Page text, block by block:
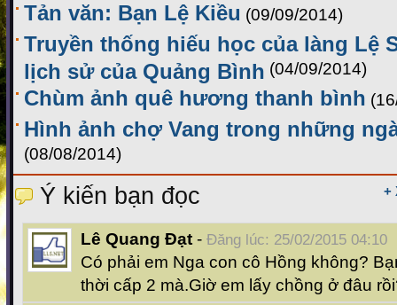
Tản văn: Bạn Lệ Kiều (09/09/2014)
Truyền thống hiếu học của làng Lệ
lịch sử của Quảng Bình (04/09/2014)
Chùm ảnh quê hương thanh bình
Hình ảnh chợ Vang trong những
(08/08/2014)
+
Ý kiến bạn đọc
Lê Quang Đạt - Đăng lúc: 25/02/2015 04:10
Có phải em Nga con cô Hồng không?
thời cấp 2 mà.Giờ em lấy chồng ở đâu